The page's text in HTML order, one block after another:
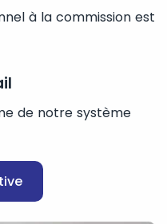
à la commission est
de notre système